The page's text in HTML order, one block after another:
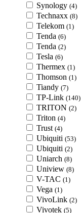
Synology (4)
Technaxx (8)
Telekom (1)
Tenda (6)
Tenda (2)
Tesla (6)
Thermex (1)
Thomson (1)
Tiandy (7)
TP-Link (140)
TRITON (2)
Triton (4)
Trust (4)
Ubiquiti (53)
Ubiquiti (2)
Uniarch (8)
Uniview (8)
V-TAC (1)
Vega (1)
VivoLink (2)
Vivotek (5)